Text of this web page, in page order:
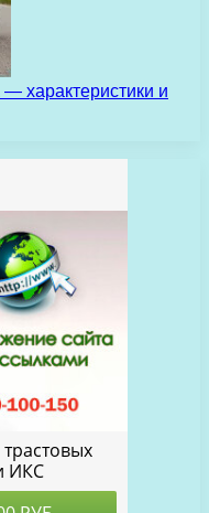
характеристики и